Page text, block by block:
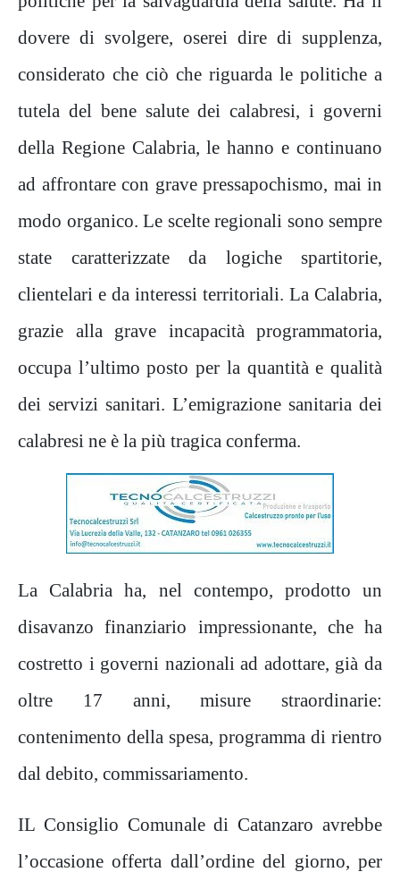
dovere di svolgere, oserei dire di supplenza,
considerato che ciò che riguarda le politiche a
tutela del bene salute dei calabresi, i governi
della Regione Calabria, le hanno e continuano
ad affrontare con grave pressapochismo, mai in
modo organico. Le scelte regionali sono sempre
state caratterizzate da logiche spartitorie,
clientelari e da interessi territoriali. La Calabria,
grazie alla grave incapacità programmatoria,
occupa l’ultimo posto per la quantità e qualità
dei servizi sanitari. L’emigrazione sanitaria dei
calabresi ne è la più tragica conferma.
La Calabria ha, nel contempo, prodotto un
disavanzo finanziario impressionante, che ha
costretto i governi nazionali ad adottare, già da
oltre 17 anni, misure straordinarie:
contenimento della spesa, programma di rientro
dal debito, commissariamento.
IL Consiglio Comunale di Catanzaro avrebbe
l’occasione offerta dall’ordine del giorno, per